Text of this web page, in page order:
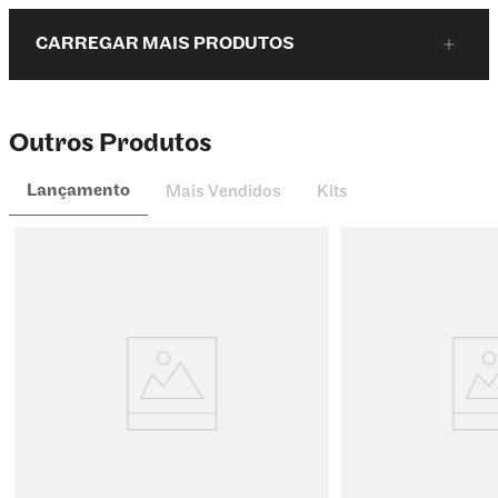
CARREGAR MAIS PRODUTOS
Outros Produtos
Lançamento Mais Vendidos Kits